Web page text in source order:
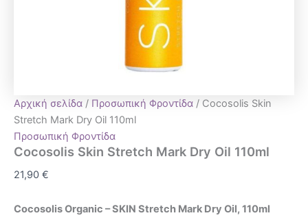
Αρχική σελίδα / Προσωπική Φροντίδα / Cocosolis Skin
Stretch Mark Dry Oil 110ml
Προσωπική Φροντίδα
Cocosolis Skin Stretch Mark Dry Oil 110ml
21,90 €
Cocosolis Organic – SKIN Stretch Mark Dry Oil, 110ml